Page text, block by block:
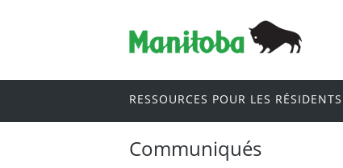
RESSOURCES POUR LES RÉSIDENTS
Communiqués